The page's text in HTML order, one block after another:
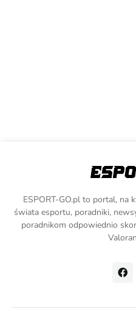
ESPORT-GO.pl to portal, na
świata esportu, poradniki,
poradnikom odpowiednio